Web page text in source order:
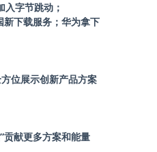
入字节跳动；
下载服务；华为拿下
位展示创新产品方案
贡献更多方案和能量